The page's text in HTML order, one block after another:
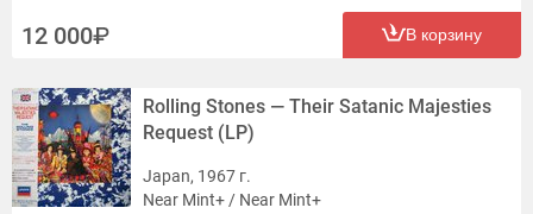
12 000 В корзину
Rolling Stones — Their Satanic Majesties
Request (LP)
Japan, 1967 г.
Near Mint+ / Near Mint+